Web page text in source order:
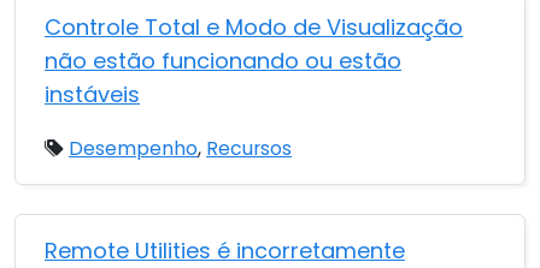
Controle Total e Modo de Visualização
não estão funcionando ou estão
instáveis
Desempenho, Recursos
Remote Utilities é incorretamente